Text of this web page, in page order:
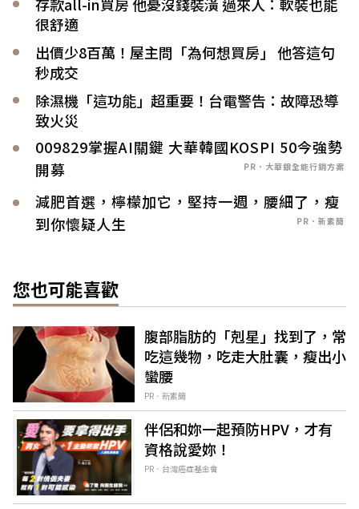
很舒適
出價少8百萬！屋主問「為何想買房」 他答這句
秒成交
除濕機「這功能」超重要！台電警告：故障恐導
致火災
009829掌握AI關鍵 大華韓國KOSPI 50今強勢
開募
PR．大華銀全能行銷方案
減肥首選，檸檬加它，堅持一週，腰細了，瘦
到你懷疑人生
PR．新素簡
您也可能喜歡
腹部脂肪的「剋星」找到了，常
吃這幾物，吃走大肚囊，瘦出小
蠻腰
PR．新素簡
伴侶和妳一起預防HPV，才有
資格說愛妳！
PR．台灣癌症基金會